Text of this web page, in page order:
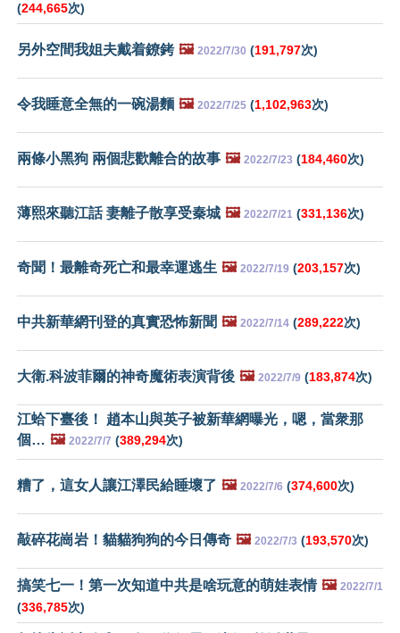
(244,665次)
另外空間我姐夫戴着鐐銬 🖼️ 2022/7/30 (191,797次)
令我睡意全無的一碗湯麵 🖼️ 2022/7/25 (1,102,963次)
兩條小黑狗 兩個悲歡離合的故事 🖼️ 2022/7/23 (184,460次)
薄熙來聽江話 妻離子散享受秦城 🖼️ 2022/7/21 (331,136次)
奇聞！最離奇死亡和最幸運逃生 🖼️ 2022/7/19 (203,157次)
中共新華網刊登的真實恐怖新聞 🖼️ 2022/7/14 (289,222次)
大衛.科波菲爾的神奇魔術表演背後 🖼️ 2022/7/9 (183,874次)
江蛤下臺後！ 趙本山與英子被新華網曝光，嗯，當衆那
個… 🖼️ 2022/7/7 (389,294次)
糟了，這女人讓江澤民給睡壞了 🖼️ 2022/7/6 (374,600次)
敲碎花崗岩！貓貓狗狗的今日傳奇 🖼️ 2022/7/3 (193,570次)
搞笑七一！第一次知道中共是啥玩意的萌娃表情 🖼️ 2022/7/1
(336,785次)